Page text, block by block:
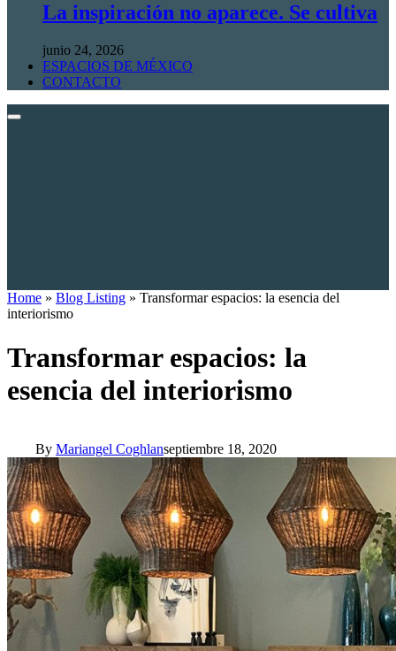
La inspiración no aparece. Se cultiva
junio 24, 2026
ESPACIOS DE MÉXICO
CONTACTO
Home » Blog Listing » Transformar espacios: la esencia del
interiorismo
Transformar espacios: la
esencia del interiorismo
By Mariangel Coghlanseptiembre 18, 2020